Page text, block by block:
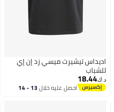
اديداس تيشيرت ميسي زد إن إي
للشباب
د.ك‏18.44
احصل عليه خلال 13 - 14